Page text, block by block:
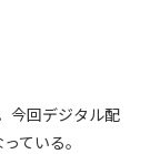
今回デジタル配
ている。